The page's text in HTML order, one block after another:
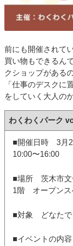
前にも開催されて
買い物もできるん
クショップがある
「仕事のデスクに
をしていく大人の
わくわくパーク
■開催日時 3月
10:00〜16:00
■場所 茨木市文
1階 オープンス
■対象 どなたで
■イベントの内容